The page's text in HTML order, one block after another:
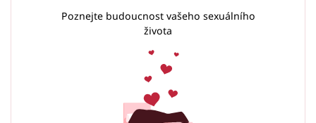
Poznejte budoucnost vašeho sexuálního
života